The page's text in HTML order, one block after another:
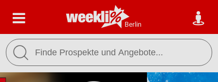
Berlin